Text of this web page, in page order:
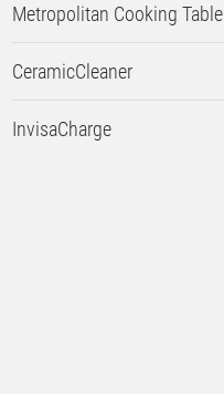
Metropolitan Cooking Table
CeramicCleaner
InvisaCharge